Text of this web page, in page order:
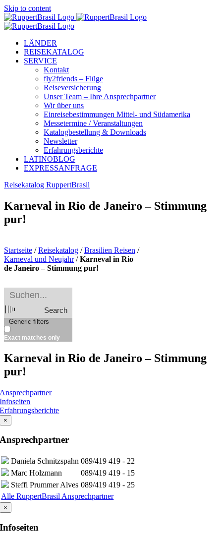
Skip to content
LÄNDER
REISEKATALOG
SERVICE
Kontakt
fly2friends – Flüge
Reiseversicherung
Unser Team – Ihre Ansprechpartner
Wir über uns
Einreisebestimmungen Mittel- und Südamerika
Messetermine / Veranstaltungen
Katalogbestellung & Downloads
Newsletter
Erfahrungsberichte
LATINOBLOG
EXPRESSANFRAGE
Reisekatalog RuppertBrasil
Karneval in Rio de Janeiro – Stimmung
pur!
Startseite /Reisekatalog /Brasilien Reisen /
Karneval und Neujahr/Karneval in Rio
de Janeiro – Stimmung pur!
Search
Generic filters
Exact matches only
Karneval in Rio de Janeiro – Stimmung
pur!
Ansprechpartner
Infoseiten
Erfahrungsberichte
×
Ansprechpartner
Daniela Schnitzspahn 089/419 419 - 22
Marc Holzmann
089/419 419 - 15
Steffi Prummer Alves 089/419 419 - 25
Alle RuppertBrasil Ansprechpartner
×
Infoseiten